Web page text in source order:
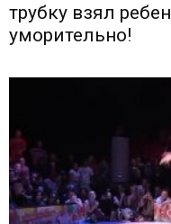
трубку взял
уморительно!